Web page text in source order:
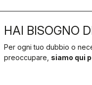
HAI BISOGNO
Per ogni tuo dubbio o
preoccupare, siamo qui